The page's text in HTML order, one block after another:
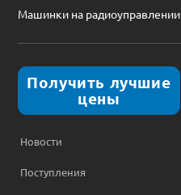
Машинки на радиоуправлении
Получить лучшие
цены
Новости
Поступления